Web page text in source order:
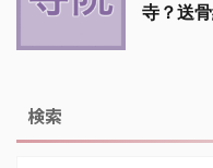
寺？送
検索